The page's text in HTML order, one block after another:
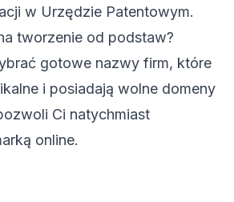
w Urzędzie Patentowym.
tworzenie od podstaw?
gotowe nazwy firm, które
i posiadają wolne domeny
Ci natychmiast
online.